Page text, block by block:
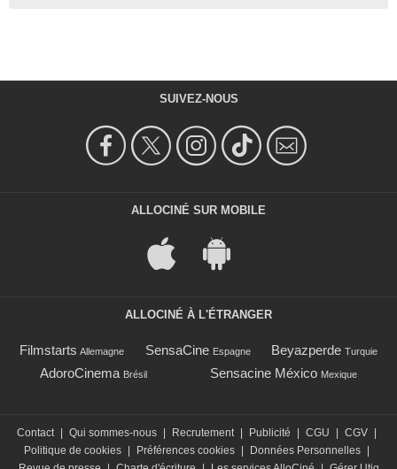
SUIVEZ-NOUS
ALLOCINÉ SUR MOBILE
ALLOCINÉ À L'ÉTRANGER
Filmstarts Allemagne SensaCine Espagne Beyazperde Turquie
AdoroCinema Brésil Sensacine México Mexique
Contact | Qui sommes-nous | Recrutement | Publicité | CGU | CGV |
Politique de cookies | Préférences cookies | Données Personnelles |